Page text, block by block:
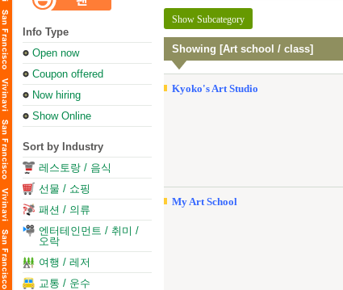
Info Type
Open now
Coupon offered
Now hiring
Show Online
Sort by Industry
레스토랑 / 음식
선물 / 쇼핑
패션 / 의류
엔터테인먼트 / 취미 /
오락
여행 / 레저
교통 / 운수
Show Subcategory
Showing [Art school / class]
Kyoko's Art Studio
My Art School